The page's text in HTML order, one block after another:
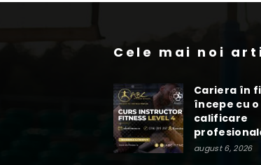
Cele mai noi
Cariera în
începe cu o
calificare
august 6, 2026